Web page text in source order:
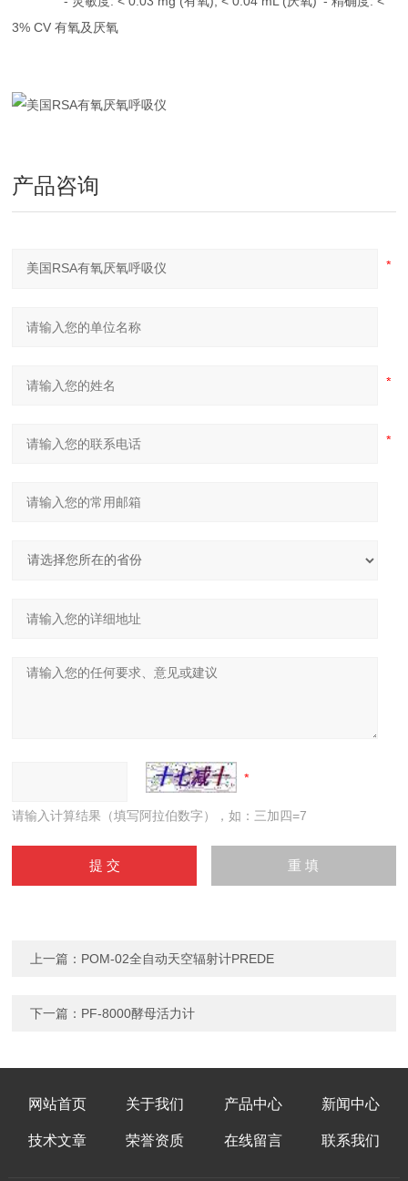
3% CV有氧及厌氧
产品咨询
请输入计算结果（填写阿拉伯数字），如：三加四=7
上一篇： POM-02全自动天空辐射计PREDE
下一篇： PF-8000酵母活力计
网站首页 关于我们 产品中心 新闻中心
技术文章 荣誉资质 在线留言 联系我们